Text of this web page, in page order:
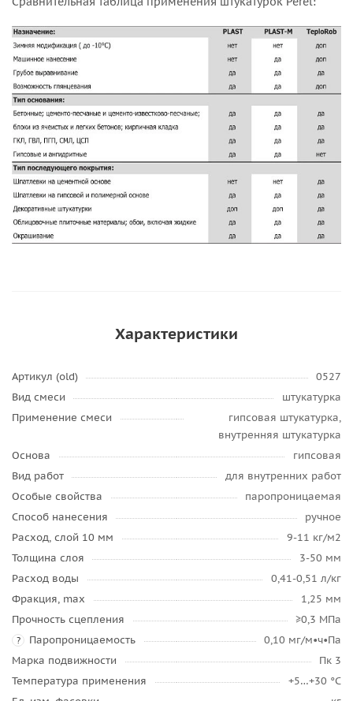
Характеристики
Артикул (old)
0527
Вид смеси
штукатурка
Применение смеси
гипсовая штукатурка,
внутренняя штукатурка
Основа
гипсовая
Вид работ
для внутренних работ
Особые свойства
паропроницаемая
Способ нанесения
ручное
Расход, слой 10 мм
9-11 кг/м2
Толщина слоя
3-50 мм
Расход воды
0,41-0,51 л/кг
Фракция, max
1,25 мм
Прочность сцепления
≥0,3 МПа
? Паропроницаемость
0,10 мг/м•ч•Па
Марка подвижности
Пк 3
Температура применения
+5…+30 °C